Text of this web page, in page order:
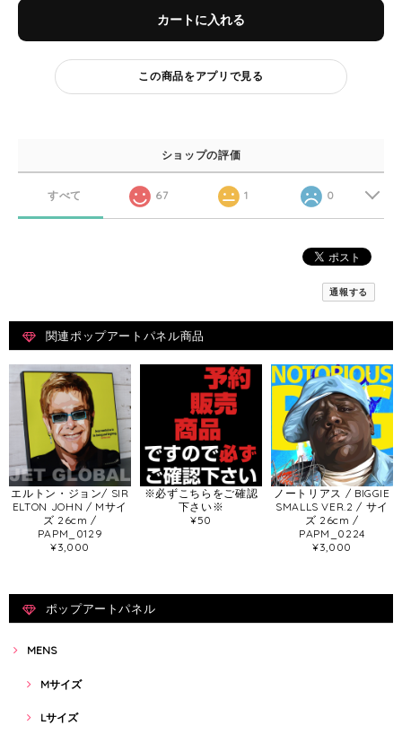
カートに入れる
この商品をアプリで見る
ショップの評価
すべて 67 1 0
通報する
関連ポップアートパネル商品
エルトン・ジョン/ SIR
ELTON JOHN / Mサイ
ズ 26cm /
PAPM_0129
¥3,000
※必ずこちらをご確認
下さい※
¥50
ノートリアス / BIGGIE
SMALLS VER.2 / サイ
ズ 26cm /
PAPM_0224
¥3,000
ポップアートパネル
MENS
Mサイズ
Lサイズ